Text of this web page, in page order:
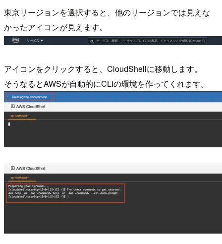
東京リージョンを選択すると、他のリージョンでは見えな
かったアイコンが見えます。
アイコンをクリックすると、CloudShellに移動します。
そうなるとAWSが自動的にCLIの環境を作ってくれます。